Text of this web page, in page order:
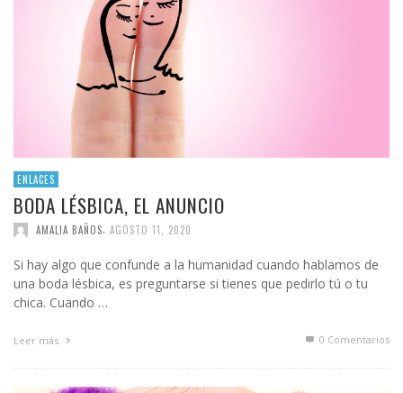
ENLACES
BODA LÉSBICA, EL ANUNCIO
AMALIA BAÑOS AGOSTO 11, 2020
Si hay algo que confunde a la humanidad cuando hablamos de
una boda lésbica, es preguntarse si tienes que pedirlo tú o tu
chica. Cuando …
Leer más 0 Comentarios